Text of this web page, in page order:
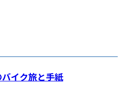
イク旅と手紙